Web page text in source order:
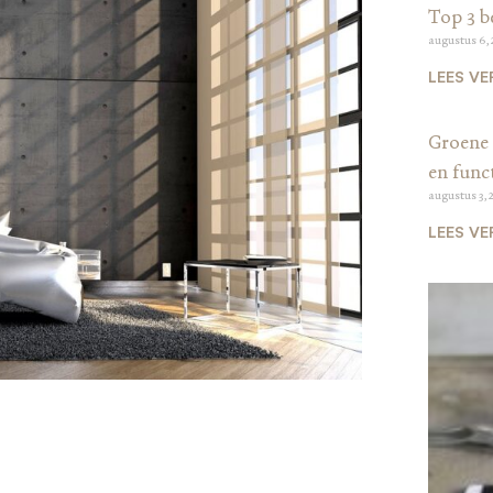
Top 3
augustus 6,
LEES
en
augustus 3,
LEES